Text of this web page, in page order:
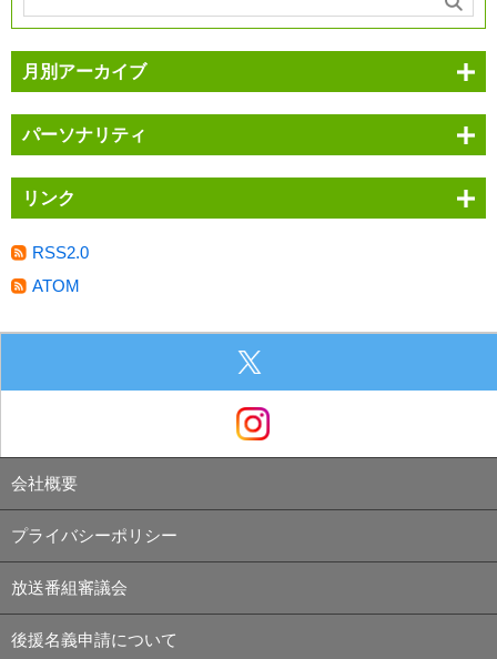
月別アーカイブ
パーソナリティ
リンク
RSS2.0
ATOM
会社概要
プライバシーポリシー
放送番組審議会
後援名義申請について